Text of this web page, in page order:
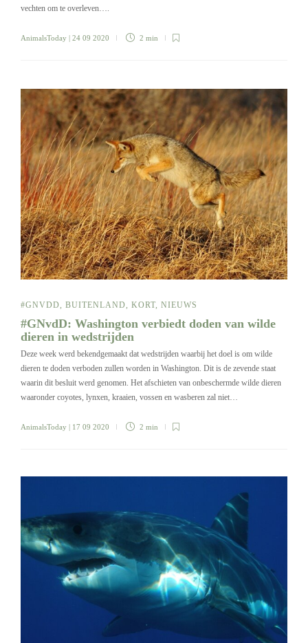
vechten om te overleven….
AnimalsToday | 24 09 2020 2 min
#GNVDD BUITENLAND KORT NIEUWS
#GNvdD: Washington verbiedt doden van wilde
dieren in wedstrijden
Deze week werd bekendgemaakt dat wedstrijden waarbij het doel is om wilde
dieren te doden verboden zullen worden in Washington. Dit is de zevende staat
waarin dit besluit werd genomen. Het afschieten van onbeschermde wilde dieren
waaronder coyotes, lynxen, kraaien, vossen en wasberen zal niet…
AnimalsToday | 17 09 2020 2 min